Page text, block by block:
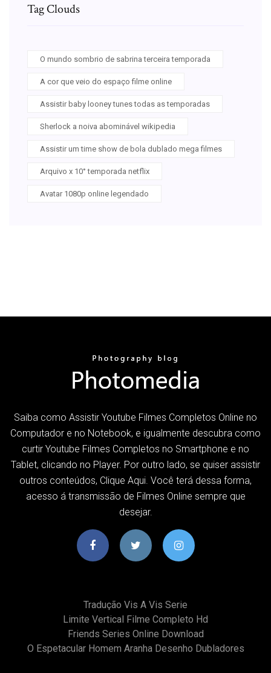
Tag Clouds
O mundo sombrio de sabrina terceira temporada
A cor que veio do espaço filme online
Assistir baby looney tunes todas as temporadas
Sherlock a noiva abominável wikipedia
Assistir um time show de bola dublado mega filmes
Arquivo x 10° temporada netflix
Avatar 1080p online legendado
Saiba como Assistir Youtube Filmes Completos Online no
Computador e no Notebook, e igualmente descubra como
curtir Youtube Filmes Completos no Smartphone e no
Tablet, clicando no Player. Por outro lado, se quiser assistir
outros conteúdos, Clique Aqui. Você terá dessa forma,
acesso á transmissão de Filmes Online sempre que
desejar.
Tradução Vis A Vis Serie
Limite Vertical Filme Completo Hd
Friends Series Online Download
O Espetacular Homem Aranha Desenho Dubladores